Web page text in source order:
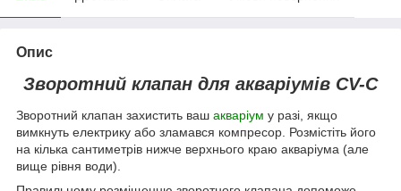
Опис
Зворотний клапан для акваріумів CV-C
Зворотний клапан захистить ваш акваріум у разі, якщо
вимкнуть електрику або зламався компресор. Розмістіть його
на кілька сантиметрів нижче верхнього краю акваріума (але
вище рівня води).